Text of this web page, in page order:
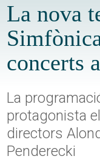
La nova
concerts
La
protagonista
directors
Penderecki